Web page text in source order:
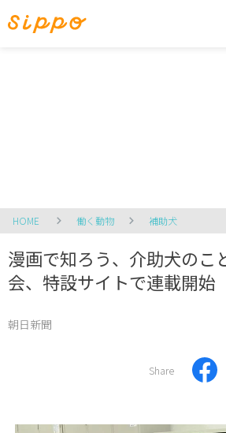
HOME 働く動物 補助犬
漫画で知ろう、介助犬の
会、特設サイトで連載開始
朝日新聞
Share